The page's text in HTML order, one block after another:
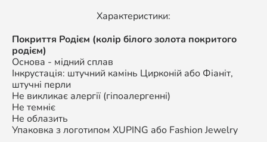
Характеристики:
Покриття Родієм (колір білого золота покритого
родієм)
Основа - мідний сплав
Інкрустація: штучний камінь Цирконій або Фіаніт,
штучні перли
Не викликає алергії (гіпоалергенні)
Не темніє
Не облазить
Упаковка з логотипом XUPING або Fashion Jewelry